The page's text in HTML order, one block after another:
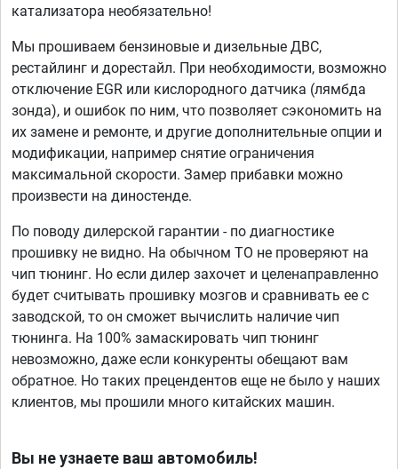
катализатора необязательно!
Мы прошиваем бензиновые и дизельные ДВС,
рестайлинг и дорестайл. При необходимости, возможно
отключение EGR или кислородного датчика (лямбда
зонда), и ошибок по ним, что позволяет сэкономить на
их замене и ремонте, и другие дополнительные опции и
модификации, например снятие ограничения
максимальной скорости. Замер прибавки можно
произвести на диностенде.
По поводу дилерской гарантии - по диагностике
прошивку не видно. На обычном ТО не проверяют на
чип тюнинг. Но если дилер захочет и целенаправленно
будет считывать прошивку мозгов и сравнивать ее с
заводской, то он сможет вычислить наличие чип
тюнинга. На 100% замаскировать чип тюнинг
невозможно, даже если конкуренты обещают вам
обратное. Но таких прецендентов еще не было у наших
клиентов, мы прошили много китайских машин.
Вы не узнаете ваш автомобиль!